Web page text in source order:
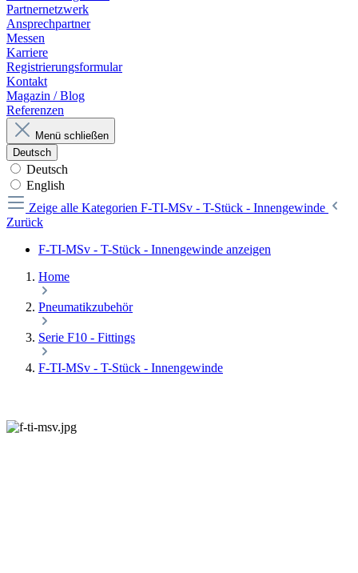
Partnernetzwerk
Ansprechpartner
Messen
Karriere
Registrierungsformular
Kontakt
Magazin / Blog
Referenzen
Menü schließen
Deutsch
Deutsch
English
Zeige alle Kategorien F-TI-MSv - T-Stück - Innengewinde
Zurück
F-TI-MSv - T-Stück - Innengewinde anzeigen
Home
Pneumatikzubehör
Serie F10 - Fittings
F-TI-MSv - T-Stück - Innengewinde